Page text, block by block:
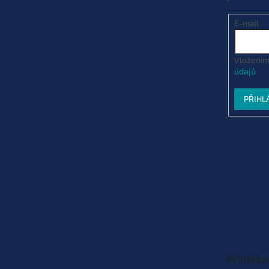
| 55207
Varianta: 15 lb 6,8 kg Silt (černá)
| 55208EAN:
Varianta: 20 lb 9,1 kg Silt (černá)
E-mail
údajů